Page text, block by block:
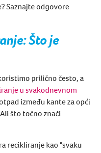
Saznajte odgovore
Što je
prilično često, a
u svakodnevnom
između kante za opći
što točno znači
recikliranje kao "svaku